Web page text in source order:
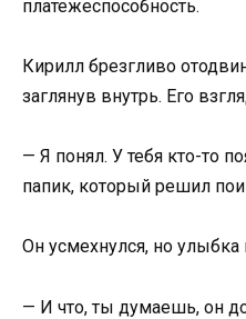
платежеспособность.
Кирилл брезгливо
заглянув внутрь. Его
— Я понял. У тебя кто-то
папик, который решил
Он усмехнулся, но
— И что, ты думаешь, он